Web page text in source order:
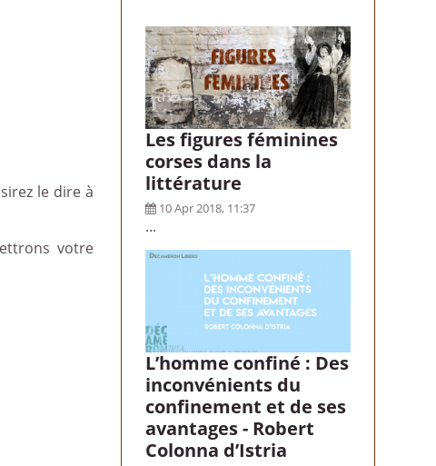
le dire à
votre
Les figures féminines
corses dans la
littérature
10 Apr 2018, 11:37
...
L’homme confiné : Des
inconvénients du
confinement et de ses
avantages - Robert
Colonna d’Istria